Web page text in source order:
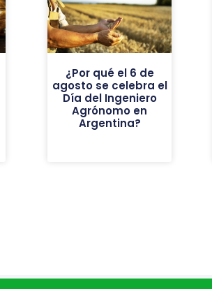
¿Por qué el 6 de
agosto se celebra el
Día del Ingeniero
Agrónomo en
Argentina?